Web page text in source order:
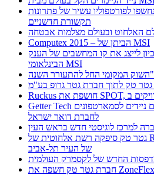
לפורטפוליו עשיר של פתרונות
תקשורת חדשניים
האלחוט ובעולם מצלמות אבטחה
Computex 2015 – הביתן של MSI
לייצג את קו המחשבים של הענק
הבינלאומי MSI
גטר טק לתוך חברת גטר גרופ בע"מ
Getter Tech זכתה במכרז לאספקת מטענים ניידים לסמארטפונים
לחברת דואר ישראל
למרכז לוגיסטי חדש בראש העין
גטר טק סיפקה רשת אלחוטית של Ruckus Wireless בלילה הלבן
של העיר תל-אביב
החדש של לקסמרק העולמית
חברת גטר טק חשפה את ZoneFlex